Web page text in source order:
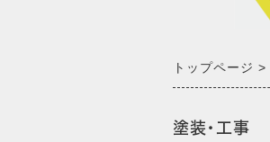
トップページ
塗装・工事